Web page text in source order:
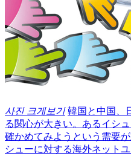
사진 크게보기 韓国と中国、
る関心が大きい。あるイシ
確かめてみようという需要
シューに対する海外ネット